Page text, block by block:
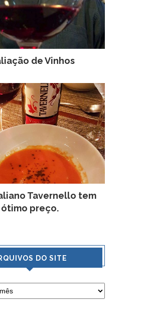
de Vinhos
Tavernello tem
ótimo preço.
DO SITE